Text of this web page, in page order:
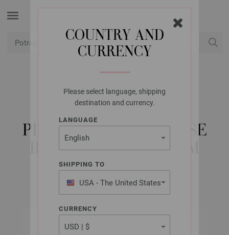
COUNTRY AND
CURRENCY
Please select language, shipping
destination and currency.
LANGUAGE
SHIPPING TO
USA - The United States
of America
CURRENCY
LANA GROSSA
KRUŽNA IGLA ZA
PLETENJE-DRVO U VIŠE
BOJA U BOJI 6,5/60CM